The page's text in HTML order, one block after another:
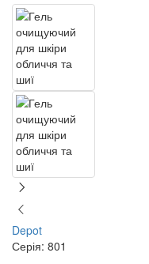
Depot
Серія: 801